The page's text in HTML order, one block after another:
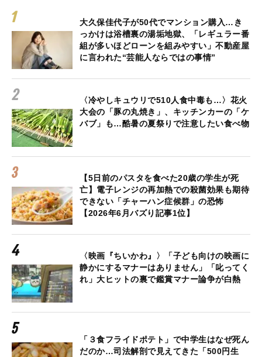
大久保佳代子が50代でマンション購入…き
っかけは浴槽裏の湯垢地獄、「レギュラー番
組が多いほどローンを組みやすい」不動産屋
に言われた“芸能人ならではの事情”
〈冷やしキュウリで510人食中毒も…〉花火
大会の「豚の丸焼き」、キッチンカーの「ケ
バブ」も…酷暑の夏祭りで注意したい食べ物
【5日前のパスタを食べた20歳の学生が死
亡】電子レンジの再加熱での殺菌効果も期待
できない「チャーハン症候群」の恐怖
【2026年6月バズり記事1位】
〈映画『ちいかわ』〉「子ども向けの映画に
静かにするマナーはありません」「叱ってく
れ」大ヒットの裏で鑑賞マナー論争が白熱
「３食フライドポテト」で中学生はなぜ死ん
だのか…司法解剖で見えてきた「500円生